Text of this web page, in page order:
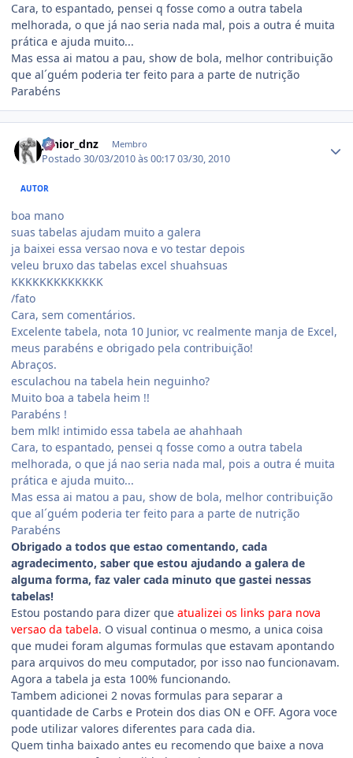
Cara, to espantado, pensei q fosse como a outra tabela
melhorada, o que já nao seria nada mal, pois a outra é muita
prática e ajuda muito...
Mas essa ai matou a pau, show de bola, melhor contribuição
que al´guém poderia ter feito para a parte de nutrição
Parabéns
junior_dnz Membro
Postado30/03/2010 às 00:1703/30, 2010
AUTOR
boa mano
suas tabelas ajudam muito a galera
ja baixei essa versao nova e vo testar depois
veleu bruxo das tabelas excel shuahsuas
KKKKKKKKKKKKK
/fato
Cara, sem comentários.
Excelente tabela, nota 10 Junior, vc realmente manja de Excel,
meus parabéns e obrigado pela contribuição!
Abraços.
esculachou na tabela hein neguinho?
Muito boa a tabela heim !!
Parabéns !
bem mlk! intimido essa tabela ae ahahhaah
Cara, to espantado, pensei q fosse como a outra tabela
melhorada, o que já nao seria nada mal, pois a outra é muita
prática e ajuda muito...
Mas essa ai matou a pau, show de bola, melhor contribuição
que al´guém poderia ter feito para a parte de nutrição
Parabéns
Obrigado a todos que estao comentando, cada
agradecimento, saber que estou ajudando a galera de
alguma forma, faz valer cada minuto que gastei nessas
tabelas!
Estou postando para dizer que atualizei os links para nova
versao da tabela. O visual continua o mesmo, a unica coisa
que mudei foram algumas formulas que estavam apontando
para arquivos do meu computador, por isso nao funcionavam.
Agora a tabela ja esta 100% funcionando.
Tambem adicionei 2 novas formulas para separar a
quantidade de Carbs e Protein dos dias ON e OFF. Agora voce
pode utilizar valores diferentes para cada dia.
Quem tinha baixado antes eu recomendo que baixe a nova